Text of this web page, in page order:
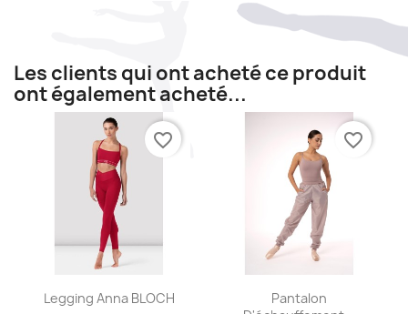
Les clients qui ont acheté ce produit
ont également acheté...
Aperçu rapide
Legging Anna BLOCH
favorite_border
Aperçu rapide
Pantalon
favorite_border